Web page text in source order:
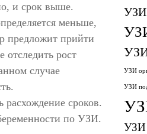
и срок выше.
меньше,
предложит прийти
рост
случае
сроков.
по УЗИ.
УЗИ
УЗИ
УЗИ
УЗИ
УЗИ